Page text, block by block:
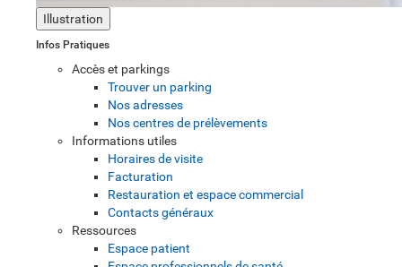
Illustration
Infos Pratiques
Accès et parkings
Trouver un parking
Nos adresses
Nos centres de prélèvements
Informations utiles
Horaires de visite
Facturation
Restauration et espace commercial
Contacts généraux
Ressources
Espace patient